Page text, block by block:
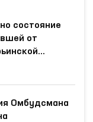
состояние
от
Омбудсмана